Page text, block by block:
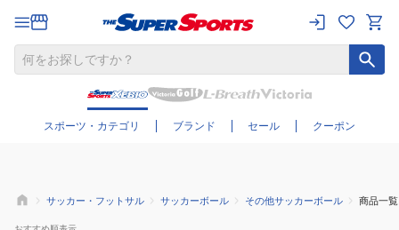
スポーツ・カテゴリ ブランド セール クーポン
さらに絞り込む
サッカー・フットサル サッカーボール その他サッカーボール 商品一覧